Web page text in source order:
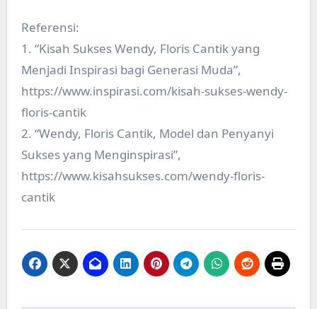
Referensi:
1. “Kisah Sukses Wendy, Floris Cantik yang
Menjadi Inspirasi bagi Generasi Muda”,
https://www.inspirasi.com/kisah-sukses-wendy-
floris-cantik
2. “Wendy, Floris Cantik, Model dan Penyanyi
Sukses yang Menginspirasi”,
https://www.kisahsukses.com/wendy-floris-
cantik